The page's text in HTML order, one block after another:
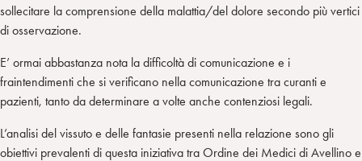
sollecitare la comprensione della malattia/del dolore secondo più vertici
di osservazione.
E’ ormai abbastanza nota la difficoltà di comunicazione e i
fraintendimenti che si verificano nella comunicazione tra curanti e
pazienti, tanto da determinare a volte anche contenziosi legali.
L’analisi del vissuto e delle fantasie presenti nella relazione sono gli
obiettivi prevalenti di questa iniziativa tra Ordine dei Medici di Avellino e